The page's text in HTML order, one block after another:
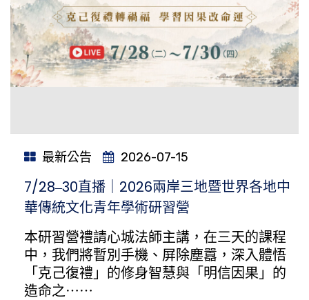
最新公告 2026-07-15
7/28‒30直播｜2026兩岸三地暨世界各地中
華傳統文化青年學術研習營
本研習營禮請心城法師主講，在三天的課程
中，我們將暫別手機、屏除塵囂，深入體悟
「克己復禮」的修身智慧與「明信因果」的
造命之⋯⋯